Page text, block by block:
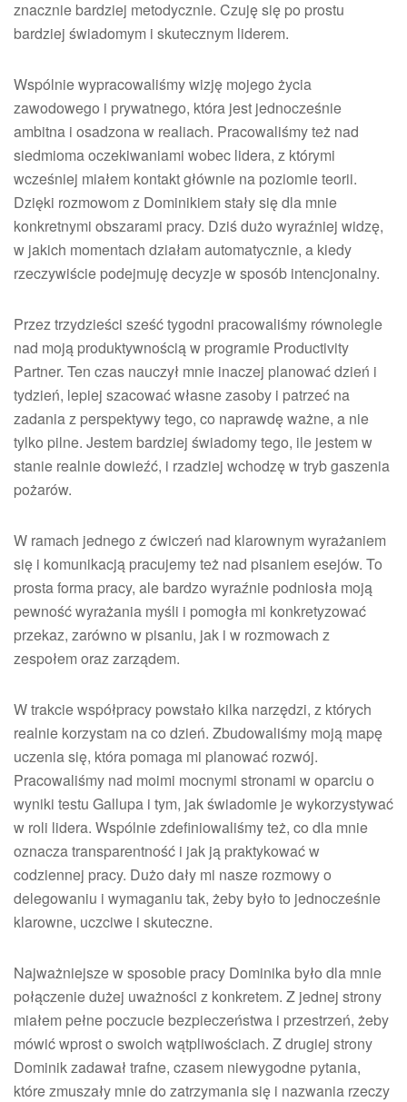
znacznie bardziej metodycznie. Czuję się po prostu
bardziej świadomym i skutecznym liderem.
Wspólnie wypracowaliśmy wizję mojego życia
zawodowego i prywatnego, która jest jednocześnie
ambitna i osadzona w realiach. Pracowaliśmy też nad
siedmioma oczekiwaniami wobec lidera, z którymi
wcześniej miałem kontakt głównie na poziomie teorii.
Dzięki rozmowom z Dominikiem stały się dla mnie
konkretnymi obszarami pracy. Dziś dużo wyraźniej widzę,
w jakich momentach działam automatycznie, a kiedy
rzeczywiście podejmuję decyzje w sposób intencjonalny.
Przez trzydzieści sześć tygodni pracowaliśmy równolegle
nad moją produktywnością w programie Productivity
Partner. Ten czas nauczył mnie inaczej planować dzień i
tydzień, lepiej szacować własne zasoby i patrzeć na
zadania z perspektywy tego, co naprawdę ważne, a nie
tylko pilne. Jestem bardziej świadomy tego, ile jestem w
stanie realnie dowieźć, i rzadziej wchodzę w tryb gaszenia
pożarów.
W ramach jednego z ćwiczeń nad klarownym wyrażaniem
się i komunikacją pracujemy też nad pisaniem esejów. To
prosta forma pracy, ale bardzo wyraźnie podniosła moją
pewność wyrażania myśli i pomogła mi konkretyzować
przekaz, zarówno w pisaniu, jak i w rozmowach z
zespołem oraz zarządem.
W trakcie współpracy powstało kilka narzędzi, z których
realnie korzystam na co dzień. Zbudowaliśmy moją mapę
uczenia się, która pomaga mi planować rozwój.
Pracowaliśmy nad moimi mocnymi stronami w oparciu o
wyniki testu Gallupa i tym, jak świadomie je wykorzystywać
w roli lidera. Wspólnie zdefiniowaliśmy też, co dla mnie
oznacza transparentność i jak ją praktykować w
codziennej pracy. Dużo dały mi nasze rozmowy o
delegowaniu i wymaganiu tak, żeby było to jednocześnie
klarowne, uczciwe i skuteczne.
Najważniejsze w sposobie pracy Dominika było dla mnie
połączenie dużej uważności z konkretem. Z jednej strony
miałem pełne poczucie bezpieczeństwa i przestrzeń, żeby
mówić wprost o swoich wątpliwościach. Z drugiej strony
Dominik zadawał trafne, czasem niewygodne pytania,
które zmuszały mnie do zatrzymania się i nazwania rzeczy